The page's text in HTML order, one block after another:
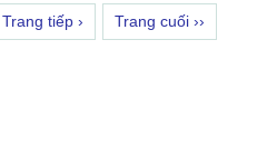
Trang tiếp › Trang cuối ››